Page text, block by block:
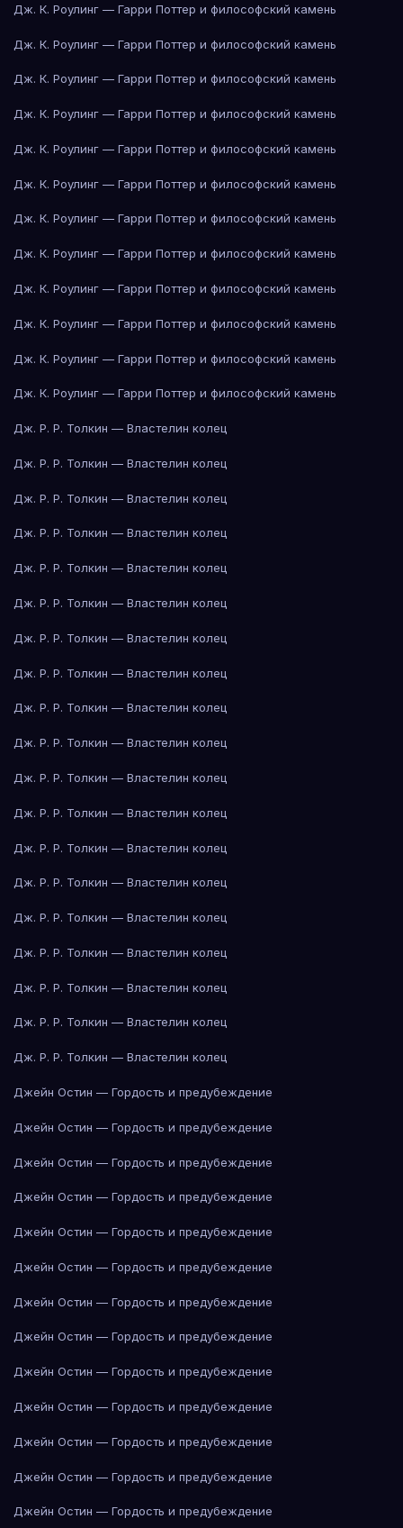
Дж. К. Роулинг — Гарри Поттер и философский камень
Дж. К. Роулинг — Гарри Поттер и философский камень
Дж. К. Роулинг — Гарри Поттер и философский камень
Дж. К. Роулинг — Гарри Поттер и философский камень
Дж. К. Роулинг — Гарри Поттер и философский камень
Дж. К. Роулинг — Гарри Поттер и философский камень
Дж. К. Роулинг — Гарри Поттер и философский камень
Дж. К. Роулинг — Гарри Поттер и философский камень
Дж. К. Роулинг — Гарри Поттер и философский камень
Дж. К. Роулинг — Гарри Поттер и философский камень
Дж. К. Роулинг — Гарри Поттер и философский камень
Дж. К. Роулинг — Гарри Поттер и философский камень
Дж. Р. Р. Толкин — Властелин колец
Дж. Р. Р. Толкин — Властелин колец
Дж. Р. Р. Толкин — Властелин колец
Дж. Р. Р. Толкин — Властелин колец
Дж. Р. Р. Толкин — Властелин колец
Дж. Р. Р. Толкин — Властелин колец
Дж. Р. Р. Толкин — Властелин колец
Дж. Р. Р. Толкин — Властелин колец
Дж. Р. Р. Толкин — Властелин колец
Дж. Р. Р. Толкин — Властелин колец
Дж. Р. Р. Толкин — Властелин колец
Дж. Р. Р. Толкин — Властелин колец
Дж. Р. Р. Толкин — Властелин колец
Дж. Р. Р. Толкин — Властелин колец
Дж. Р. Р. Толкин — Властелин колец
Дж. Р. Р. Толкин — Властелин колец
Дж. Р. Р. Толкин — Властелин колец
Дж. Р. Р. Толкин — Властелин колец
Дж. Р. Р. Толкин — Властелин колец
Джейн Остин — Гордость и предубеждение
Джейн Остин — Гордость и предубеждение
Джейн Остин — Гордость и предубеждение
Джейн Остин — Гордость и предубеждение
Джейн Остин — Гордость и предубеждение
Джейн Остин — Гордость и предубеждение
Джейн Остин — Гордость и предубеждение
Джейн Остин — Гордость и предубеждение
Джейн Остин — Гордость и предубеждение
Джейн Остин — Гордость и предубеждение
Джейн Остин — Гордость и предубеждение
Джейн Остин — Гордость и предубеждение
Джейн Остин — Гордость и предубеждение